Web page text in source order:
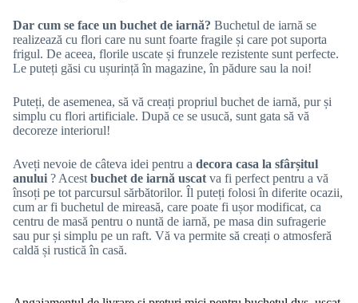
Dar cum se face un buchet de iarnă? Buchetul de iarnă se
realizează cu flori care nu sunt foarte fragile și care pot suporta
frigul. De aceea, florile uscate și frunzele rezistente sunt perfecte.
Le puteți găsi cu ușurință în magazine, în pădure sau la noi!
Puteți, de asemenea, să vă creați propriul buchet de iarnă, pur și
simplu cu flori artificiale. După ce se usucă, sunt gata să vă
decoreze interiorul!
Aveți nevoie de câteva idei pentru a decora casa la sfârșitul
anului ? Acest buchet de iarnă uscat va fi perfect pentru a vă
însoți pe tot parcursul sărbătorilor. Îl puteți folosi în diferite ocazii,
cum ar fi buchetul de mireasă, care poate fi ușor modificat, ca
centru de masă pentru o nuntă de iarnă, pe masa din sufragerie
sau pur și simplu pe un raft. Vă va permite să creați o atmosferă
caldă și rustică în casă.